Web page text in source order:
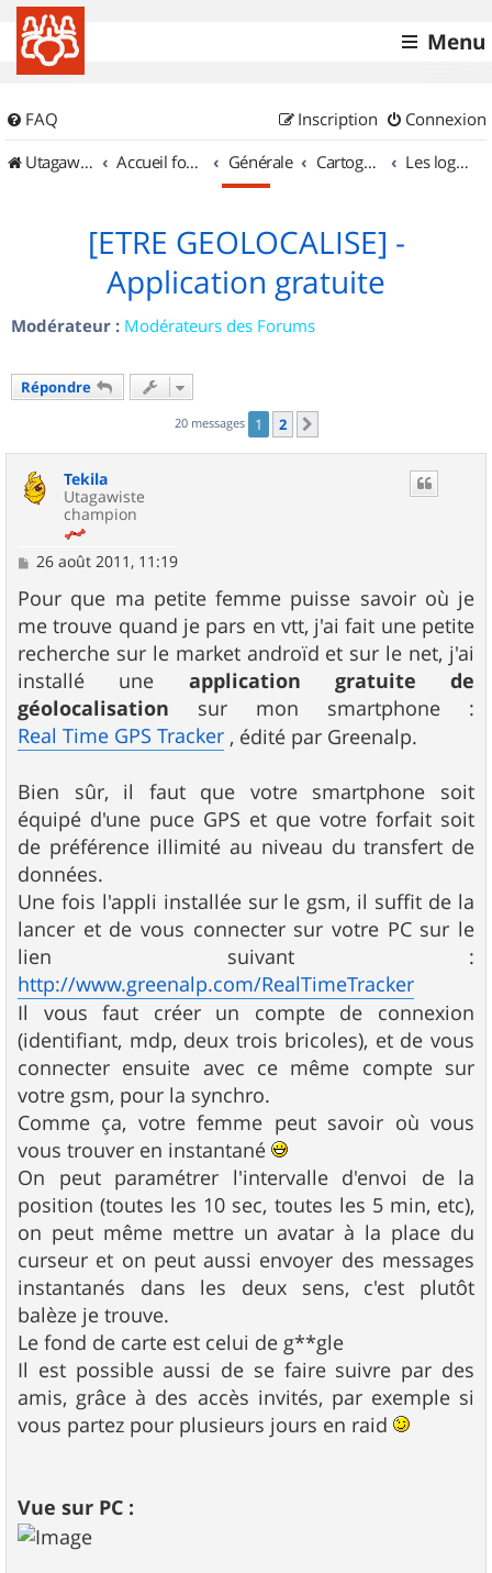
Menu
FAQ Connexion
Inscription
UtagawaVTT (Randos VTT et VTTAE avec traces GPS)
Accueil forum Générale Cartographie et GPS Les logiciels
[ETRE GEOLOCALISE] -
Application gratuite
Modérateur : Modérateurs des Forums
Répondre
20 messages 1 2
Tekila
Utagawiste
champion
M
s
s
a
g
e
26 août 2011, 11:19
Pour que ma petite femme puisse savoir où je
me trouve quand je pars en vtt, j'ai fait une petite
recherche sur le market androïd et sur le net, j'ai
installé une application gratuite de
géolocalisation sur mon smartphone :
Real Time GPS Tracker , édité par Greenalp.
Bien sûr, il faut que votre smartphone soit
équipé d'une puce GPS et que votre forfait soit
de préférence illimité au niveau du transfert de
données.
Une fois l'appli installée sur le gsm, il suffit de la
lancer et de vous connecter sur votre PC sur le
lien suivant :
http://www.greenalp.com/RealTimeTracker
Il vous faut créer un compte de connexion
(identifiant, mdp, deux trois bricoles), et de vous
connecter ensuite avec ce même compte sur
votre gsm, pour la synchro.
Comme ça, votre femme peut savoir où vous
vous trouver en instantané
On peut paramétrer l'intervalle d'envoi de la
position (toutes les 10 sec, toutes les 5 min, etc),
on peut même mettre un avatar à la place du
curseur et on peut aussi envoyer des messages
instantanés dans les deux sens, c'est plutôt
balèze je trouve.
Le fond de carte est celui de g**gle
Il est possible aussi de se faire suivre par des
amis, grâce à des accès invités, par exemple si
vous partez pour plusieurs jours en raid
Vue sur PC :